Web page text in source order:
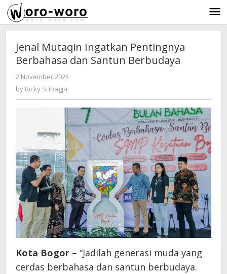
Skip
to
content
Jenal Mutaqin Ingatkan Pentingnya
Berbahasa dan Santun Berbudaya
2 November 2025
by Ricky Subagja
Kota Bogor – “Jadilah generasi muda yang
cerdas berbahasa dan santun berbudaya.